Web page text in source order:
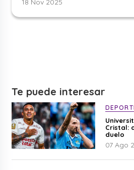
18 Nov 2025
Te puede interesar
Cristal:
duelo
07 Ago